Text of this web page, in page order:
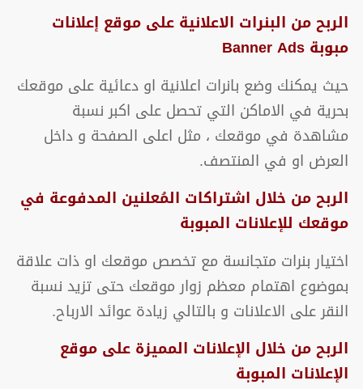
الربح من البنرات الاعلانية على موقع إعلانات
مبوبة Banner Ads
حيث يمكنك وضع بانرات اعلانية او دعائية على موقعك
بحرية في الاماكن التي تحصل على اكبر نسبة
مشاهدة في موقعك ، مثل اعلى الصفحة و داخل
العرض او في المنتصف.
الربح من خلال اشتراكات المُعلنين المدفوعة في
موقعك للإعلانات المبوبة
اختيار بنرات متجانسة مع تخصص موقعك او ذات علاقة
بموضوع اهتمام معظم زوار موقعك حتى تزيد نسبة
النقر على الاعلانات و بالتالي زيادة عوائد الارباح.
الربح من خلال الإعلانات المميزة على موقع
الإعلانات المبوبة